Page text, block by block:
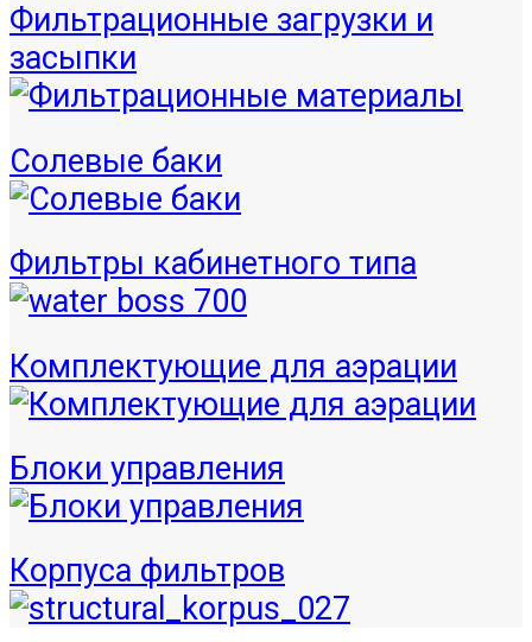
Фильтрационные загрузки и
засыпки
Солевые баки
Фильтры кабинетного типа
Комплектующие для аэрации
Блоки управления
Корпуса фильтров